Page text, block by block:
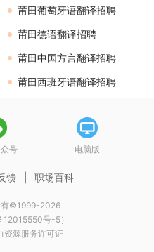
莆田葡萄牙语翻译招聘
莆田德语翻译招聘
莆田中国方言翻译招聘
莆田西班牙语翻译招聘
号 电脑版
馈 职场百科
有©1999-2026
号-5）
资源服务许可证